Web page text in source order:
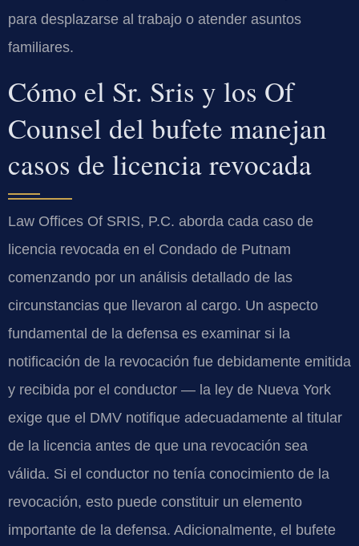
para desplazarse al trabajo o atender asuntos
familiares.
Cómo el Sr. Sris y los Of
Counsel del bufete manejan
casos de licencia revocada
Law Offices Of SRIS, P.C. aborda cada caso de
licencia revocada en el Condado de Putnam
comenzando por un análisis detallado de las
circunstancias que llevaron al cargo. Un aspecto
fundamental de la defensa es examinar si la
notificación de la revocación fue debidamente emitida
y recibida por el conductor — la ley de Nueva York
exige que el DMV notifique adecuadamente al titular
de la licencia antes de que una revocación sea
válida. Si el conductor no tenía conocimiento de la
revocación, esto puede constituir un elemento
importante de la defensa. Adicionalmente, el bufete